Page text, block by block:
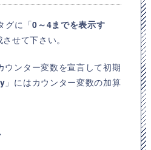
グに「0～4までを表示す
せて下さい。
ウンター変数を宣言して初期
」にはカウンター変数の加算